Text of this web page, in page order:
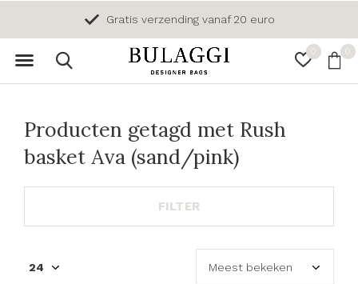
0 0
Gratis verzending vanaf 20 euro
Producten getagd met Rush
basket Ava (sand/pink)
FILTER